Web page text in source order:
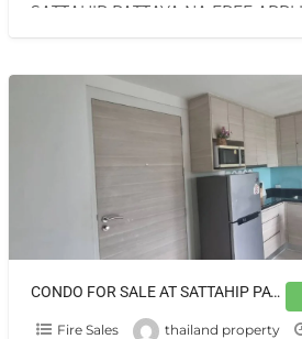
SATTAHIP PATTAYA NA FREE
CONDO FOR SALE AT SATTAHIP PATTAYA NA FREE APPLIANCES ARE PROVIDED
Fire Sales thailand property